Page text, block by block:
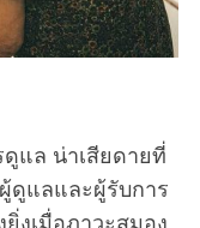
แล น่าเสียดายที่
ดูแลและผู้รับการ
งเมื่อภาวะสมอง